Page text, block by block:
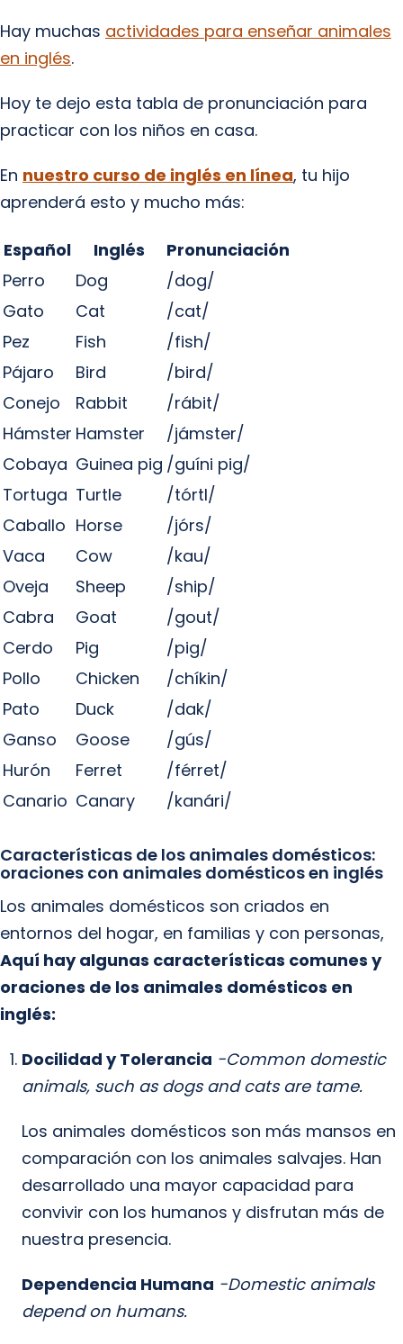
Hay muchas actividades para enseñar animales
en inglés.
Hoy te dejo esta tabla de pronunciación para
practicar con los niños en casa.
En nuestro curso de inglés en línea, tu hijo
aprenderá esto y mucho más:
Español Inglés
Pronunciación
Perro
Dog
/dog/
Gato
Cat
/cat/
Pez
Fish
/fish/
Pájaro
Bird
/bird/
Conejo
Rabbit
/rábit/
Hámster Hamster
/jámster/
Cobaya Guinea pig /guíni pig/
Tortuga Turtle
/tórtl/
Caballo Horse
/jórs/
Vaca
Cow
/kau/
Oveja
Sheep
/ship/
Cabra
Goat
/gout/
Cerdo
Pig
/pig/
Pollo
Chicken
/chíkin/
Pato
Duck
/dak/
Ganso
Goose
/gús/
Hurón
Ferret
/férret/
Canario Canary /kanári/
Características de los animales domésticos:
oraciones con animales domésticos en inglés
Los animales domésticos son criados en
entornos del hogar, en familias y con personas,
Aquí hay algunas características comunes y
oraciones de los animales domésticos en
inglés:
Docilidad y Tolerancia -Common domestic
animals, such as dogs and cats are tame.
Los animales domésticos son más mansos en
comparación con los animales salvajes. Han
desarrollado una mayor capacidad para
convivir con los humanos y disfrutan más de
nuestra presencia.
Dependencia Humana -Domestic animals
depend on humans.